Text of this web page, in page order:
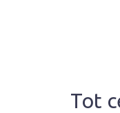
Tot